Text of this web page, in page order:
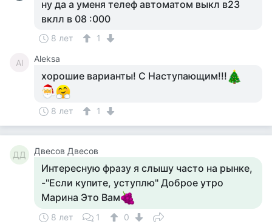
ну да а уменя телеф автоматом выкл в23
вклл в 08 :000
8 лет 1
Al Aleksa
хорошие варианты! С Наступающим!!!
8 лет 1
ДД Двесов Двесов
Интересную фразу я слышу часто на рынке,
-"Если купите, уступлю" Доброе утро
Марина Это Вам
8 лет 1 0